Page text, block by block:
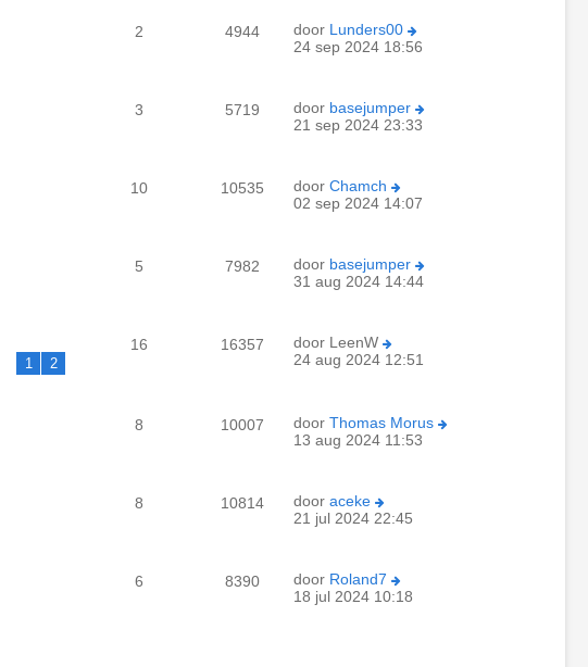
2 4944 door Lunders00
24 sep 2024 18:56
3 5719 door basejumper
21 sep 2024 23:33
10 10535 door Chamch
02 sep 2024 14:07
5 7982 door basejumper
31 aug 2024 14:44
1 2
16 16357 door LeenW
24 aug 2024 12:51
8 10007 door Thomas Morus
13 aug 2024 11:53
8 10814 door aceke
21 jul 2024 22:45
6 8390 door Roland7
18 jul 2024 10:18